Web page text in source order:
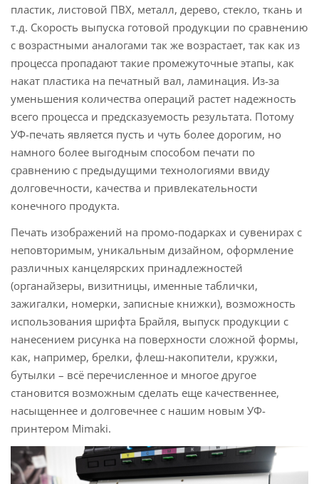
пластик, листовой ПВХ, металл, дерево, стекло, ткань и
т.д. Скорость выпуска готовой продукции по сравнению
с возрастными аналогами так же возрастает, так как из
процесса пропадают такие промежуточные этапы, как
накат пластика на печатный вал, ламинация. Из-за
уменьшения количества операций растет надежность
всего процесса и предсказуемость результата. Потому
УФ-печать является пусть и чуть более дорогим, но
намного более выгодным способом печати по
сравнению с предыдущими технологиями ввиду
долговечности, качества и привлекательности
конечного продукта.
Печать изображений на промо-подарках и сувенирах с
неповторимым, уникальным дизайном, оформление
различных канцелярских принадлежностей
(органайзеры, визитницы, именные таблички,
зажигалки, номерки, записные книжки), возможность
использования шрифта Брайля, выпуск продукции с
нанесением рисунка на поверхности сложной формы,
как, например, брелки, флеш-накопители, кружки,
бутылки – всё перечисленное и многое другое
становится возможным сделать еще качественнее,
насыщеннее и долговечнее с нашим новым УФ-
принтером Mimaki.